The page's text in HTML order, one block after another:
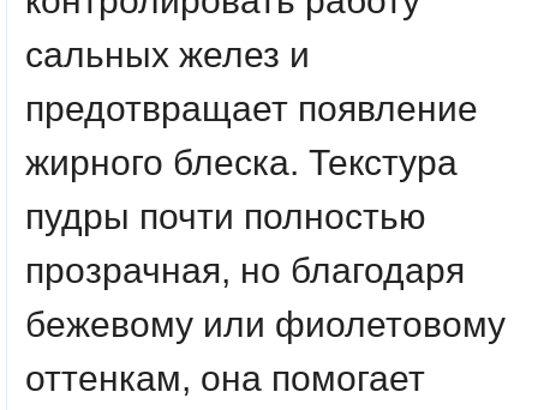
сальных желез и
предотвращает появление
жирного блеска. Текстура
пудры почти полностью
прозрачная, но благодаря
бежевому или фиолетовому
оттенкам, она помогает